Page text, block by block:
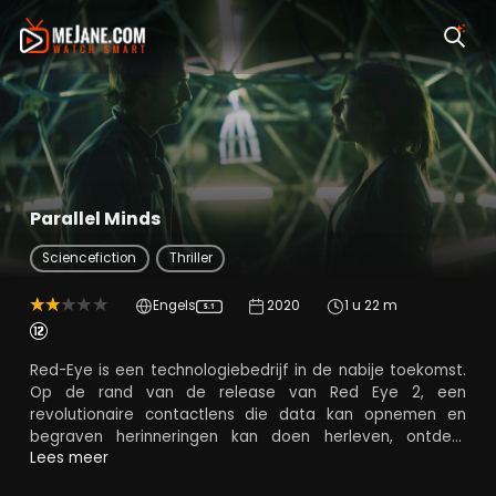
Parallel Minds
Sciencefiction Thriller
Engels 5.1 2020 1 u 22 m
Red-Eye is een technologiebedrijf in de nabije toekomst.
Op de rand van de release van Red Eye 2, een
revolutionaire contactlens die data kan opnemen en
begraven herinneringen kan doen herleven, ontdekt
Margo, een Metis-onderzoeker van het Departement van
Lees meer